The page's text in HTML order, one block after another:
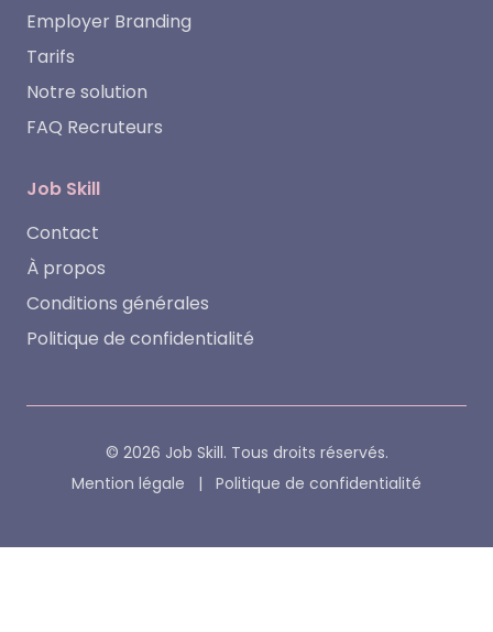
Employer Branding
Tarifs
Notre solution
FAQ Recruteurs
Job Skill
Contact
À propos
Conditions générales
Politique de confidentialité
© 2026 Job Skill. Tous droits réservés.
Mention légale
| Politique de confidentialité